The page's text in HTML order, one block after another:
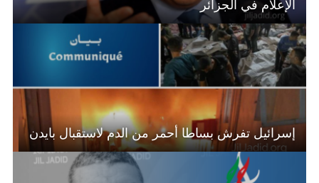
الإعلام في الجزائر
إسرائيل تفرش بساطا أحمر من الدم لاستقبال بايدن